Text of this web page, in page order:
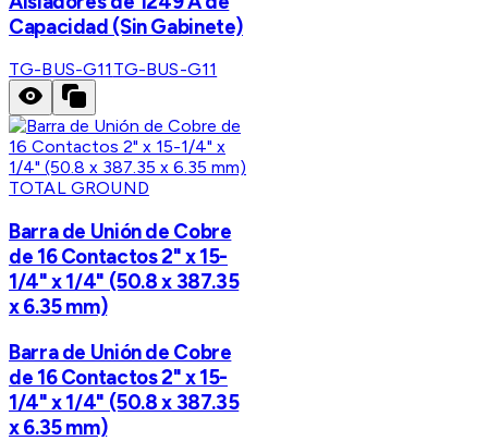
Capacidad (Sin Gabinete)
TG-BUS-G11 TG-BUS-G11
TOTAL GROUND
Barra de Unión de Cobre
de 16 Contactos 2" x 15-
1/4" x 1/4" (50.8 x 387.35
x 6.35 mm)
Barra de Unión de Cobre
de 16 Contactos 2" x 15-
1/4" x 1/4" (50.8 x 387.35
x 6.35 mm)